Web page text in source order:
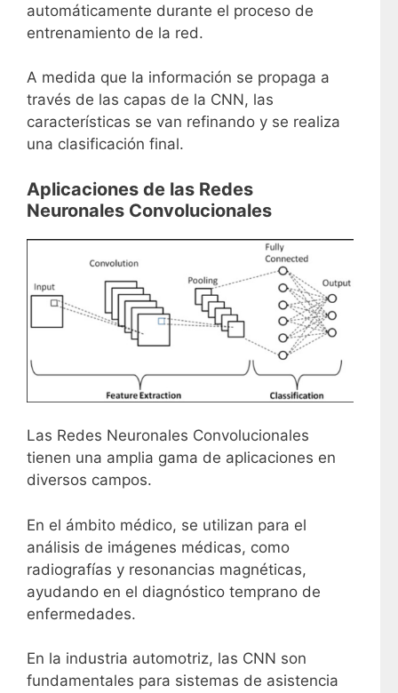
automáticamente durante el proceso de
entrenamiento de la red.
A medida que la información se propaga a
través de las capas de la CNN, las
características se van refinando y se realiza
una clasificación final.
Aplicaciones de las Redes
Neuronales Convolucionales
Las Redes Neuronales Convolucionales
tienen una amplia gama de aplicaciones en
diversos campos.
En el ámbito médico, se utilizan para el
análisis de imágenes médicas, como
radiografías y resonancias magnéticas,
ayudando en el diagnóstico temprano de
enfermedades.
En la industria automotriz, las CNN son
fundamentales para sistemas de asistencia